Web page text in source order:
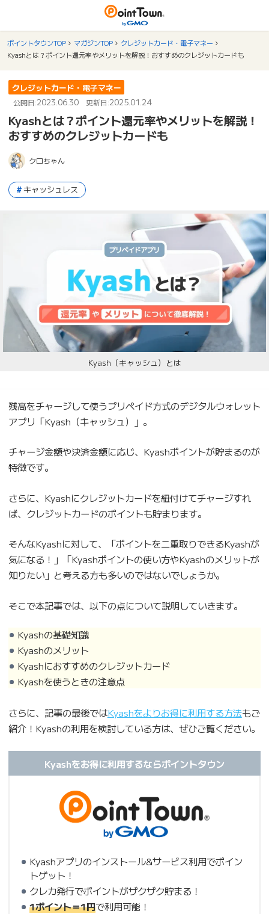
ポイントタウンTOP マガジンTOP
クレジットカード・電子マネー
Kyashとは？ポイント還元率やメリットを解説！おすすめのクレジットカードも
クレジットカード・電子マネー
公開日:2023.06.30 更新日:2025.01.24
Kyashとは？ポイント還元率やメリットを解説！
おすすめのクレジットカードも
クロちゃん
キャッシュレス
Kyash（キャッシュ）とは
残高をチャージして使うプリペイド方式のデジタルウォレット
アプリ「Kyash（キャッシュ）」。
チャージ金額や決済金額に応じ、Kyashポイントが貯まるのが
特徴です。
さらに、Kyashにクレジットカードを紐付けてチャージすれ
ば、クレジットカードのポイントも貯まります。
そんなKyashに対して、「ポイントを二重取りできるKyashが
気になる！」「Kyashポイントの使い方やKyashのメリットが
知りたい」と考える方も多いのではないでしょうか。
そこで本記事では、以下の点について説明していきます。
Kyashの基礎知識
Kyashのメリット
Kyashにおすすめのクレジットカード
Kyashを使うときの注意点
さらに、記事の最後ではKyashをよりお得に利用する方法もご
紹介！Kyashの利用を検討している方は、ぜひご覧ください。
Kyashをお得に利用するならポイントタウン
Kyashアプリのインストール&サービス利用でポイン
トゲット！
クレカ発行でポイントがザクザク貯まる！
1ポイント＝1円で利用可能！